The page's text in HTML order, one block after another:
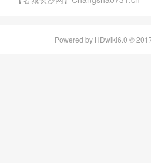
Powered by HDwiki6.0 ©